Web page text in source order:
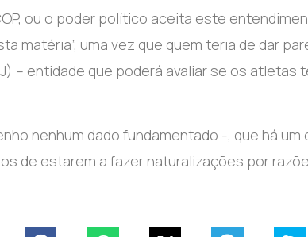
ou o poder político aceita este
matéria”, uma vez que quem teria de dar
– entidade que poderá avaliar se os atletas
nenhum dado fundamentado -, que há
de estarem a fazer naturalizações por